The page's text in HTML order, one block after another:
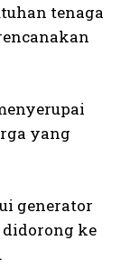
tenaga
yang
generator
ke